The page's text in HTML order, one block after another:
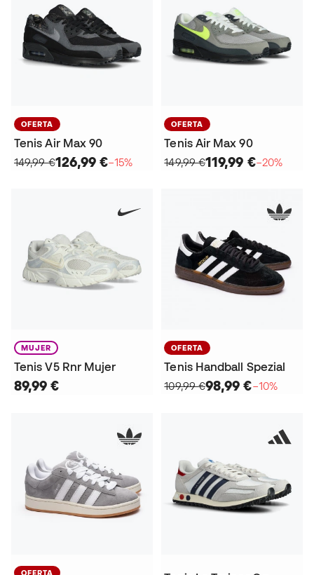
OFERTA
Tenis Air Max 90
149,99 €126,99 €−15%
OFERTA
Tenis Air Max 90
149,99 €119,99 €−20%
MUJER
Tenis V5 Rnr Mujer
89,99 €
OFERTA
Tenis Handball Spezial
109,99 €98,99 €−10%
OFERTA